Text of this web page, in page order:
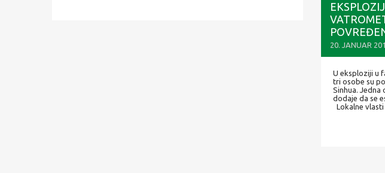
20. JANUAR
U eksploziji u
tri osobe su
Sinhua. Jedna
dodaje da se
Lokalne